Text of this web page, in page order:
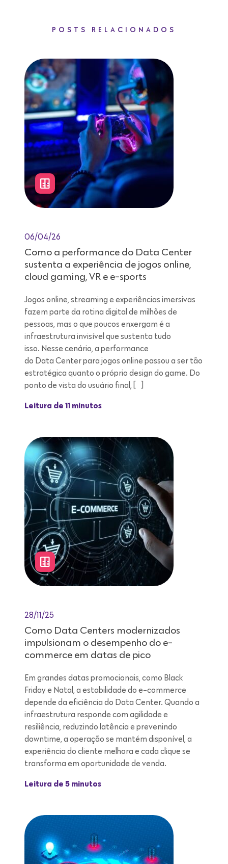
POSTS RELACIONADOS
06/04/26
Como a performance do Data Center
sustenta a experiência de jogos online,
cloud gaming, VR e e-sports
Jogos online, streaming e experiências imersivas
fazem parte da rotina digital de milhões de
pessoas, mas o que poucos enxergam é a
infraestrutura invisível que sustenta tudo
isso. Nesse cenário, a performance
do Data Center para jogos online passou a ser tão
estratégica quanto o próprio design do game. Do
ponto de vista do usuário final, […]
Leitura de 11 minutos
28/11/25
Como Data Centers modernizados
impulsionam o desempenho do e-
commerce em datas de pico
Em grandes datas promocionais, como Black
Friday e Natal, a estabilidade do e-commerce
depende da eficiência do Data Center. Quando a
infraestrutura responde com agilidade e
resiliência, reduzindo latência e prevenindo
downtime, a operação se mantém disponível, a
experiência do cliente melhora e cada clique se
transforma em oportunidade de venda.
Leitura de 5 minutos